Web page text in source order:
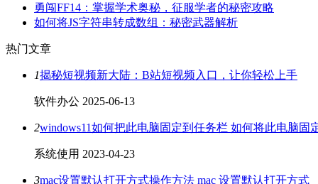
勇闯FF14：掌握学术奥秘，征服学者的秘密攻略
如何将JS字符串转成数组：秘密武器解析
热门文章
1揭秘短视频新大陆：B站短视频入口，让你轻松上手
软件办公 2025-06-13
2windows11如何把此电脑固定到任务栏 如何将此电脑固
系统使用 2023-04-23
3mac设置默认打开方式操作方法 mac 设置默认打开方式